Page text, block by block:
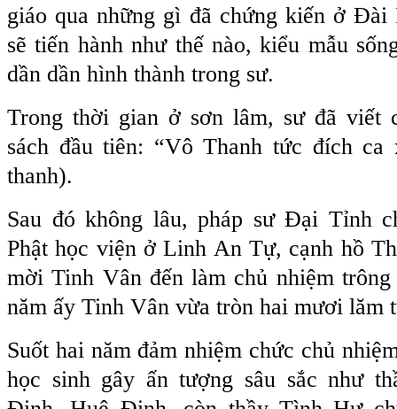
giáo qua những gì đã chứng kiến ở Đài
sẽ tiến hành như thế nào, kiểu mẫu
dần dần hình thành trong sư.
Trong thời gian ở sơn lâm, sư đã viết
sách đầu tiên: “Vô Thanh tức đích
thanh).
Sau đó không lâu, pháp sư Đại Tỉnh
Phật học viện ở Linh An Tự, cạnh hồ
mời Tinh Vân đến làm chủ nhiệm
năm ấy Tinh Vân vừa tròn hai mươi lăm
Suốt hai năm đảm nhiệm chức chủ
học sinh gây ấn tượng sâu sắc như